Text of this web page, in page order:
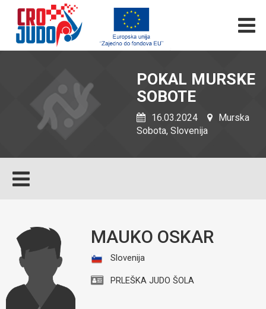
POKAL MURSKE
SOBOTE
16.03.2024
Murska
Sobota, Slovenija
MAUKO OSKAR
Slovenija
PRLEŠKA JUDO ŠOLA